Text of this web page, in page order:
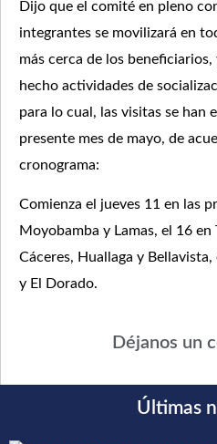
Dijo que el comité en pleno
integrantes se movilizará en
más cerca de los
hecho actividades de
para lo cual, las visitas se han
presente mes de mayo, de
cronograma:
Comienza el jueves 11 en las
Moyobamba y Lamas, el 16 en
Cáceres, Huallaga y
y El Dorado.
Déjanos un
Últimas